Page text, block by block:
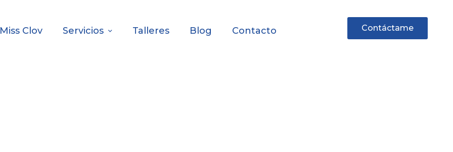
Clov Servicios Talleres Blog Contacto Contáctame